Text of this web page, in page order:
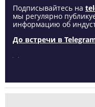
Подписывайтесь на
мы регулярно
информацию об
До встречи в